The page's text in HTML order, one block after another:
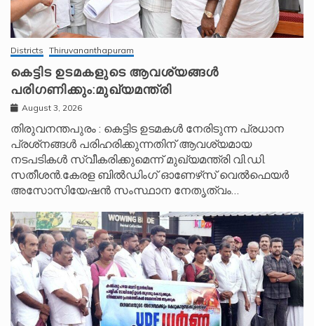
Districts Thiruvananthapuram
കെട്ടിട ഉടമകളുടെ ആവശ്യങ്ങൾ
പരിഗണിക്കും:മുഖ്യമന്ത്രി
August 3, 2026
തിരുവനന്തപുരം : കെട്ടിട ഉടമകൾ നേരിടുന്ന പ്രധാന
പ്രശ്‌നങ്ങൾ പരിഹരിക്കുന്നതിന് ആവശ്യമായ
നടപടികൾ സ്വീകരിക്കുമെന്ന് മുഖ്യമന്ത്രി വി.ഡി.
സതീശൻ.കേരള ബിൽഡിംഗ് ഓണേഴ്‌സ് വെൽഫെയർ
അസോസിയേഷൻ സംസ്ഥാന നേതൃത്വം…